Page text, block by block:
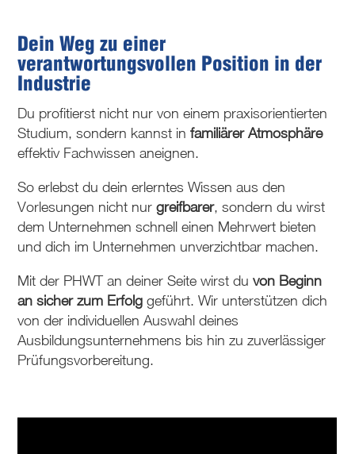
Dein Weg zu einer
verantwortungsvollen Position in der
Industrie
Du profitierst nicht nur von einem praxisorientierten
Studium, sondern kannst infamiliärer Atmosphäre
effektiv Fachwissen aneignen.
So erlebst du dein erlerntes Wissen aus den
Vorlesungen nicht nurgreifbarer, sondern du wirst
dem Unternehmen schnell einen Mehrwert bieten
und dich im Unternehmen unverzichtbar machen.
Mit der PHWT an deiner Seite wirst duvon Beginn
an sicher zum Erfolg geführt. Wir unterstützen dich
von der individuellen Auswahl deines
Ausbildungsunternehmens bis hin zu zuverlässiger
Prüfungsvorbereitung.